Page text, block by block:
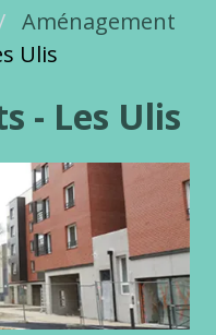
Aménagement
Ulis
- Les Ulis